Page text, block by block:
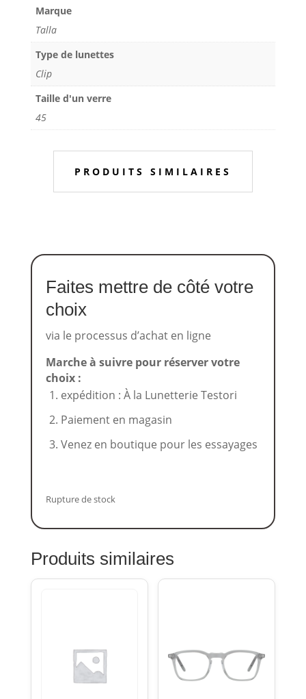
Marque
Talla
Type de lunettes
Clip
Taille d'un verre
45
PRODUITS SIMILAIRES
Faites mettre de côté votre
choix
via le processus d’achat en ligne
Marche à suivre pour réserver votre
choix :
expédition : À la Lunetterie Testori
Paiement en magasin
Venez en boutique pour les essayages
Rupture de stock
Produits similaires